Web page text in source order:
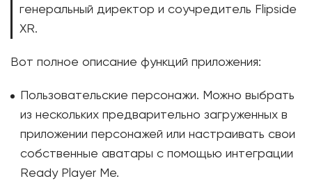
генеральный директор и соучредитель Flipside
XR.
Вот полное описание функций приложения:
Пользовательские персонажи. Можно выбрать
из нескольких предварительно загруженных в
приложении персонажей или настраивать свои
собственные аватары с помощью интеграции
Ready Player Me.